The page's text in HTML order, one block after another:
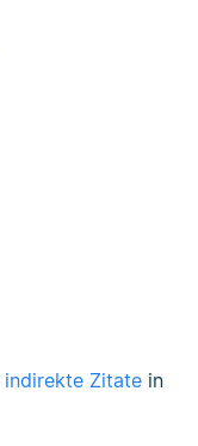
indirekte Zitate in